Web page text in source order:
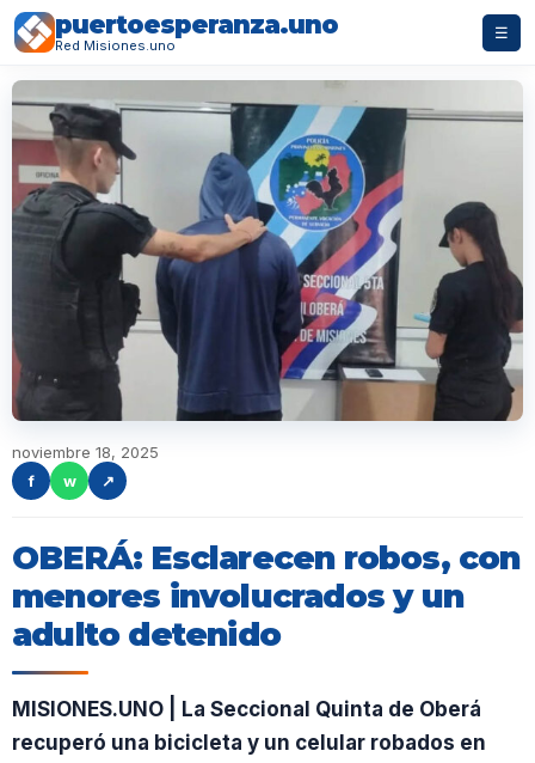
puertoesperanza.uno
Red Misiones.uno
☰
noviembre 18, 2025
f
w ↗
OBERÁ: Esclarecen robos, con
menores involucrados y un
adulto detenido
MISIONES.UNO | La Seccional Quinta de Oberá
recuperó una bicicleta y un celular robados en